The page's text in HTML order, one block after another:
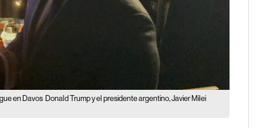
en Davos Donald Trump y el presidente argentino, Javier Milei